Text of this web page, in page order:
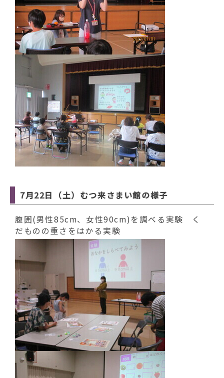
7月22日（土）むつ来さまい館の様子
腹囲(男性85cm、女性90cm)を調べる実験 く
だものの重さをはかる実験